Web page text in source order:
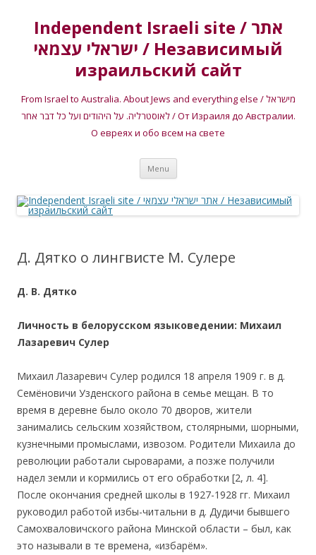
Independent Israeli site / אתר
ישראלי עצמאי / Независимый
израильский сайт
From Israel to Australia. About Jews and everything else / מישראל
לאוסטרליה. על היהודים ועל כל דבר אחר / От Израиля до Австралии.
О евреях и обо всем на свете
Menu Skip
content
Д. Дятко о лингвисте М. Сулере
Д. В. Дятко
Личность в белорусском языковедении: Михаил
Лазаревич Сулер
Михаил Лазаревич Сулер родился 18 апреля 1909 г. в д.
Семёновичи Узденского района в семье мещан. В то
время в деревне было около 70 дворов, жители
занимались сельским хозяйством, столярными, шорными,
кузнечными промыслами, извозом. Родители Михаила до
революции работали сыроварами, а позже получили
надел земли и кормились от его обработки [2, л. 4].
После окончания средней школы в 1927-1928 гг. Михаил
руководил работой избы-читальни в д. Дудичи бывшего
Самохваловичского района Минской области – был, как
это называли в те времена, «избарём».